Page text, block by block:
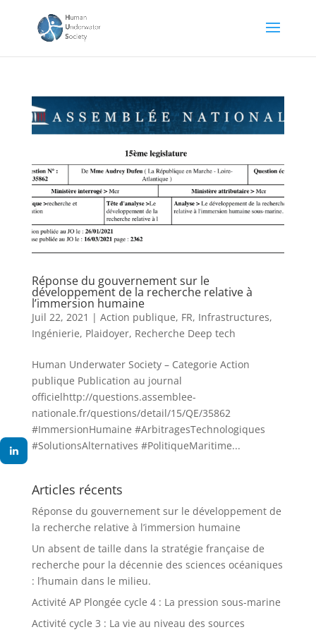
Réponse du gouvernement sur le
développement de la recherche relative à
l’immersion humaine
Juil 22, 2021 | Action publique, FR, Infrastructures,
Ingénierie, Plaidoyer, Recherche Deep tech
Human Underwater Society – Categorie Action
publique Publication au journal
officielhttp://questions.assemblee-
nationale.fr/questions/detail/15/QE/35862
#ImmersionHumaine #ArbitragesTechnologiques
#SolutionsAlternatives #PolitiqueMaritime...
Articles récents
Réponse du gouvernement sur le développement de
la recherche relative à l’immersion humaine
Un absent de taille dans la stratégie française de
recherche pour la décennie des sciences océaniques
: l’humain dans le milieu.
Activité AP Plongée cycle 4 : La pression sous-marine
Activité cycle 3 : La vie au niveau des sources